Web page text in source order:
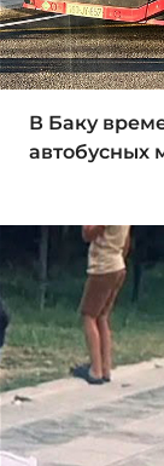
В Баку
автобусных